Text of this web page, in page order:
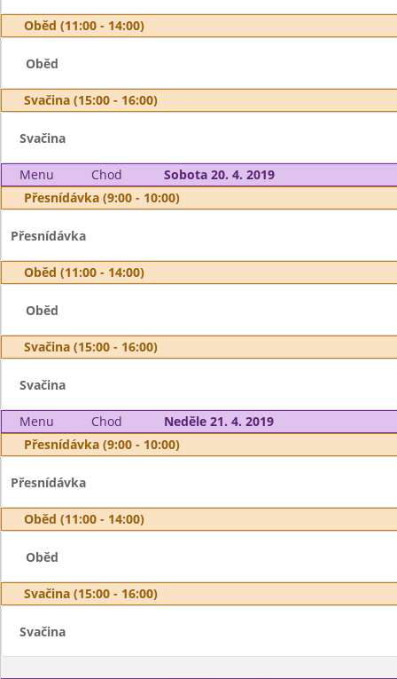
Oběd (11:00 - 14:00)
Oběd
Svačina (15:00 - 16:00)
Svačina
Menu Chod
Sobota 20. 4. 2019
Přesnídávka (9:00 - 10:00)
Přesnídávka
Oběd (11:00 - 14:00)
Oběd
Svačina (15:00 - 16:00)
Svačina
Menu Chod
Neděle 21. 4. 2019
Přesnídávka (9:00 - 10:00)
Přesnídávka
Oběd (11:00 - 14:00)
Oběd
Svačina (15:00 - 16:00)
Svačina